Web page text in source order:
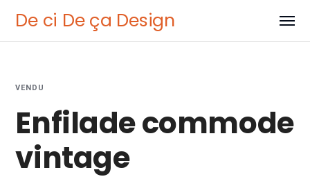
De ci De ça Design
VENDU
Enfilade commode
vintage